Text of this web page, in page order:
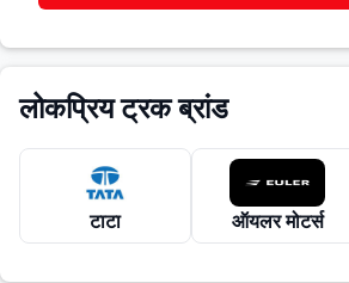
लोकप्रिय ट्रक ब्रांड
टाटा ऑयलर मोटर्स